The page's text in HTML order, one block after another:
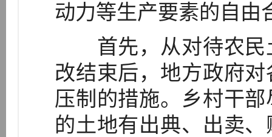
动力等生产要素的自由
首先，从对待农民
改结束后，地方政府
压制的措施。乡村干
的土地有出典、出卖